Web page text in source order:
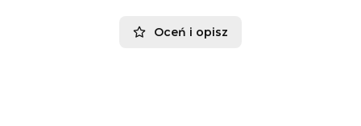
Oceń i opisz